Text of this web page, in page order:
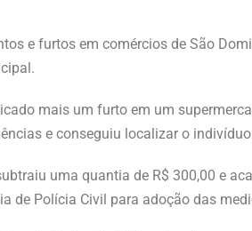
e furtos em comércios de São
mais um furto em um
e conseguiu localizar o
uma quantia de R$ 300,00 e
de Polícia Civil para adoção das